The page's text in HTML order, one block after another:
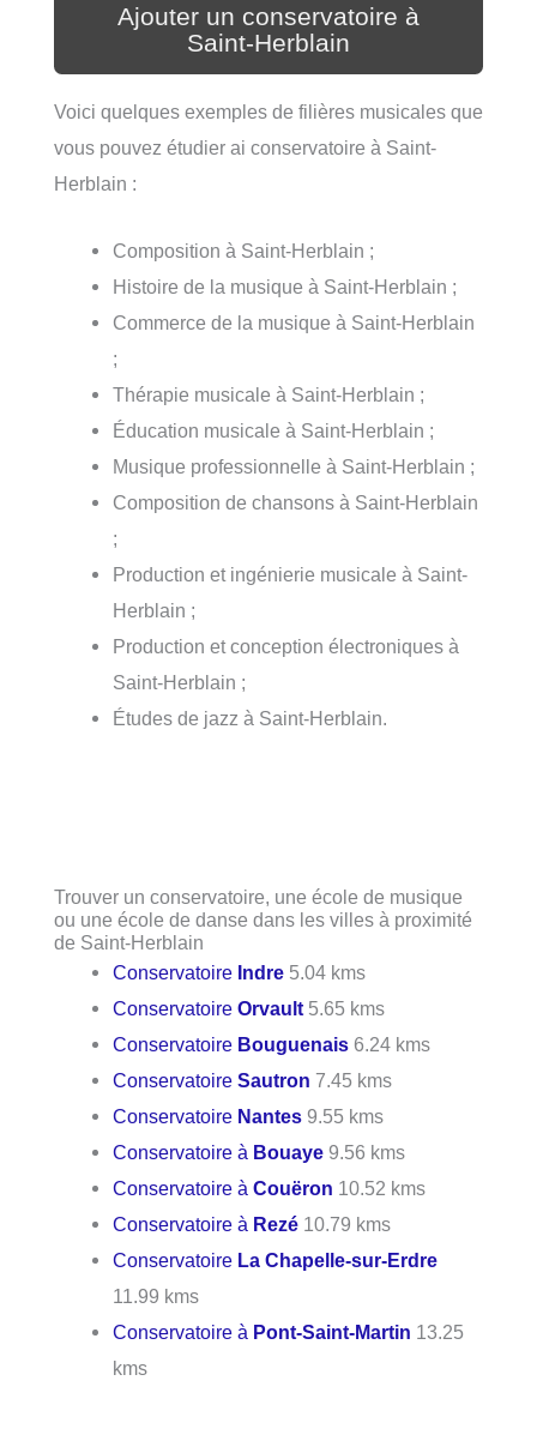
Ajouter un conservatoire à
Saint-Herblain
Voici quelques exemples de filières musicales que
vous pouvez étudier ai conservatoire à Saint-
Herblain :
Composition à Saint-Herblain ;
Histoire de la musique à Saint-Herblain ;
Commerce de la musique à Saint-Herblain
;
Thérapie musicale à Saint-Herblain ;
Éducation musicale à Saint-Herblain ;
Musique professionnelle à Saint-Herblain ;
Composition de chansons à Saint-Herblain
;
Production et ingénierie musicale à Saint-
Herblain ;
Production et conception électroniques à
Saint-Herblain ;
Études de jazz à Saint-Herblain.
Trouver un conservatoire, une école de musique
ou une école de danse dans les villes à proximité
de Saint-Herblain
Conservatoire Indre 5.04 kms
ConservatoireOrvault 5.65 kms
Conservatoire Bouguenais 6.24 kms
ConservatoireSautron 7.45 kms
Conservatoire Nantes 9.55 kms
Conservatoire à Bouaye 9.56 kms
Conservatoire àCouëron 10.52 kms
Conservatoire à Rezé 10.79 kms
Conservatoire La Chapelle-sur-Erdre
11.99 kms
Conservatoire à Pont-Saint-Martin 13.25
kms